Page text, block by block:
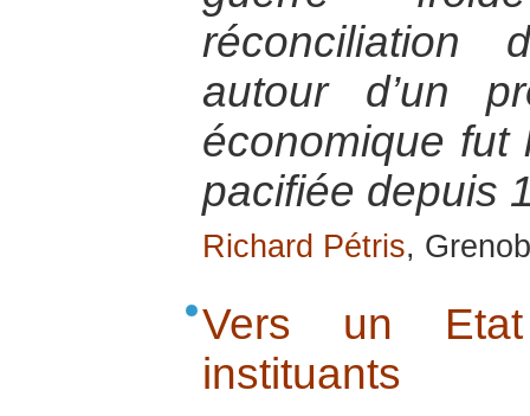
réconciliation
autour d’un
économique fut
pacifiée depuis
Richard Pétris,
Vers un
instituants